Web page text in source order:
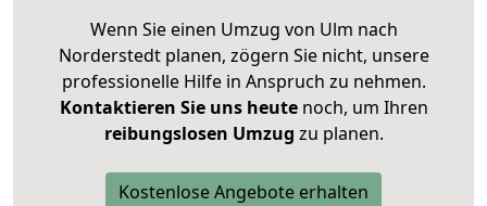
Wenn Sie einen Umzug von Ulm nach
Norderstedt planen, zögern Sie nicht, unsere
professionelle Hilfe in Anspruch zu nehmen.
Kontaktieren Sie uns heutenoch, um Ihren
reibungslosen Umzug zu planen.
Kostenlose Angebote erhalten